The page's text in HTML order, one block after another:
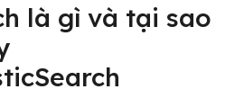
là gì và tại sao